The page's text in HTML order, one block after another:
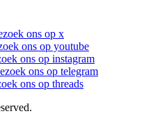
ons op x
ons op youtube
ons op instagram
ons op telegram
ons op threads